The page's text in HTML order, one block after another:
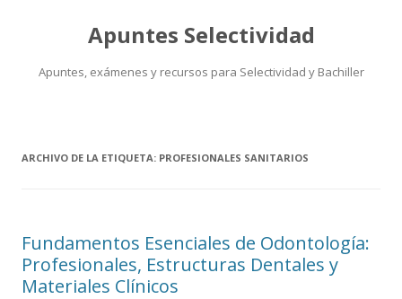
Apuntes Selectividad
Apuntes, exámenes y recursos para Selectividad y Bachiller
ARCHIVO DE LA ETIQUETA: PROFESIONALES SANITARIOS
Fundamentos Esenciales de Odontología:
Profesionales, Estructuras Dentales y
Materiales Clínicos